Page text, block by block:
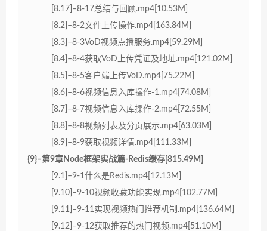
[8.17]–8-17总结与回顾.mp4[10.53M]
[8.2]–8-2文件上传操作.mp4[163.84M]
[8.3]–8-3VoD视频点播服务.mp4[59.29M]
[8.4]–8-4获取VoD上传凭证及地址.mp4[121.02M]
[8.5]–8-5客户端上传VoD.mp4[75.22M]
[8.6]–8-6视频信息入库操作-1.mp4[74.08M]
[8.7]–8-7视频信息入库操作-2.mp4[72.55M]
[8.8]–8-8视频列表及分页展示.mp4[63.03M]
[8.9]–8-9获取视频详情.mp4[111.33M]
{9}–第9章Node框架实战篇-Redis缓存[815.49M]
[9.1]–9-1什么是Redis.mp4[12.13M]
[9.10]–9-10视频收藏功能实现.mp4[102.77M]
[9.11]–9-11实现视频热门推荐机制.mp4[136.64M]
[9.12]–9-12获取推荐的热门视频.mp4[51.10M]